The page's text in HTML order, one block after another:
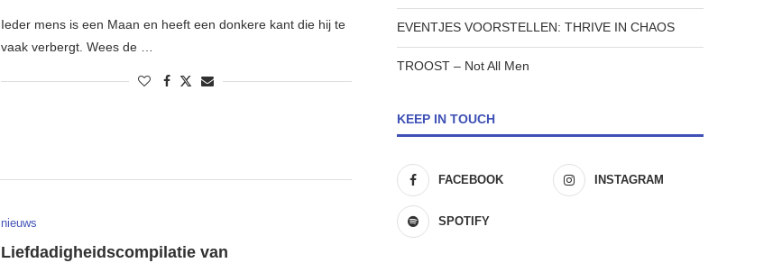
Ieder mens is een Maan en heeft een donkere kant die hij te
vaak verbergt. Wees de …
nieuws
Liefdadigheidscompilatie van
EVENTJES VOORSTELLEN: THRIVE IN CHAOS
TROOST – Not All Men
KEEP IN TOUCH
FACEBOOK INSTAGRAM
SPOTIFY